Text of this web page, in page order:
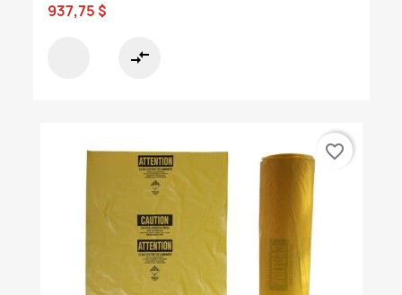
937,75 $
compare_arrows
favorite_border